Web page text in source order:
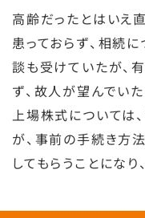
高齢だったとはいえ
患っておらず、相続
談も受けていたが、
ず、故人が望んでい
上場株式については
が、事前の手続き方
してもらうことになり